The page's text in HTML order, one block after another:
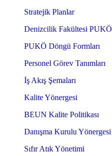
Stratejik Planlar
Denizcilik Fakültesi PUKÖ
PUKÖ Döngü Formları
Personel Görev Tanımları
İş Akış Şemaları
Kalite Yönergesi
BEUN Kalite Politikası
Danışma Kurulu Yönergesi
Sıfır Atık Yönetimi